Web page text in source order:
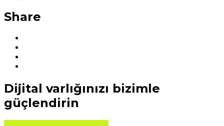
Share
Dijital varlığınızı bizimle
güçlendirin